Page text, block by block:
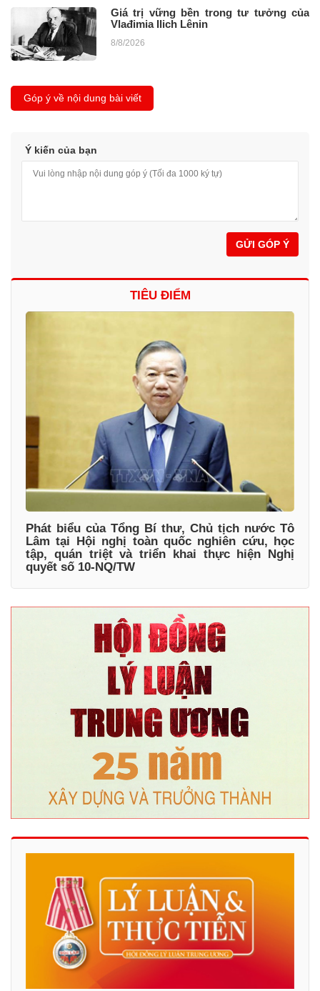
Giá trị vững bền trong tư tưởng của
Vlađimia Ilich Lênin
8/8/2026
Góp ý về nội dung bài viết
Ý kiến của bạn
GỬI GÓP Ý
TIÊU ĐIỂM
Phát biểu của Tổng Bí thư, Chủ tịch nước Tô
Lâm tại Hội nghị toàn quốc nghiên cứu, học
tập, quán triệt và triển khai thực hiện Nghị
quyết số 10-NQ/TW